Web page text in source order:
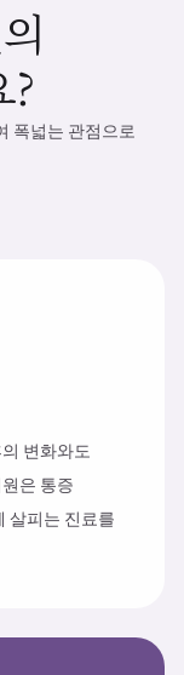
폭넓는 관점으로
변화와도
은 통증
살피는 진료를